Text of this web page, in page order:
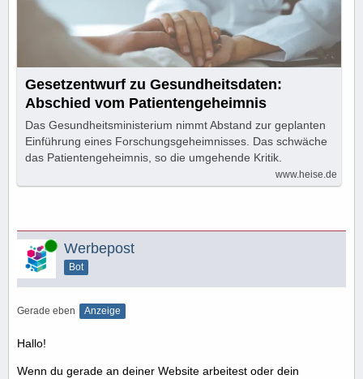
Gesetzentwurf zu Gesundheitsdaten:
Abschied vom Patientengeheimnis
Das Gesundheitsministerium nimmt Abstand zur geplanten
Einführung eines Forschungsgeheimnisses. Das schwäche
das Patientengeheimnis, so die umgehende Kritik.
www.heise.de
Online Werbepost
Bot
Gerade eben Anzeige
Hallo!
Wenn du gerade an deiner Website arbeitest oder dein